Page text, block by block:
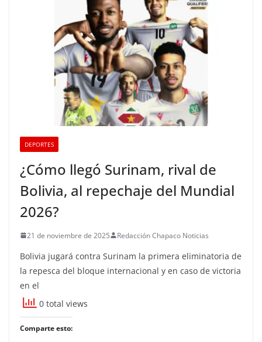
DEPORTES
¿Cómo llegó Surinam, rival de
Bolivia, al repechaje del Mundial
2026?
21 de noviembre de 2025 Redacción Chapaco Noticias
Bolivia jugará contra Surinam la primera eliminatoria de
la repesca del bloque internacional y en caso de victoria
en el
0 total views
Comparte esto: